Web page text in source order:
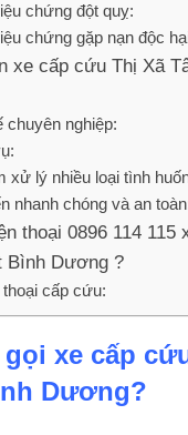
chứng đột quỵ:
chứng gặp nạn độc
xe cấp cứu Thị Xã
chuyên nghiệp:
xử lý nhiều loại tình
nhanh chóng và an
thoại 0896 114 115
Bình Dương ?
cấp cứu:
xe cấp
Dương?